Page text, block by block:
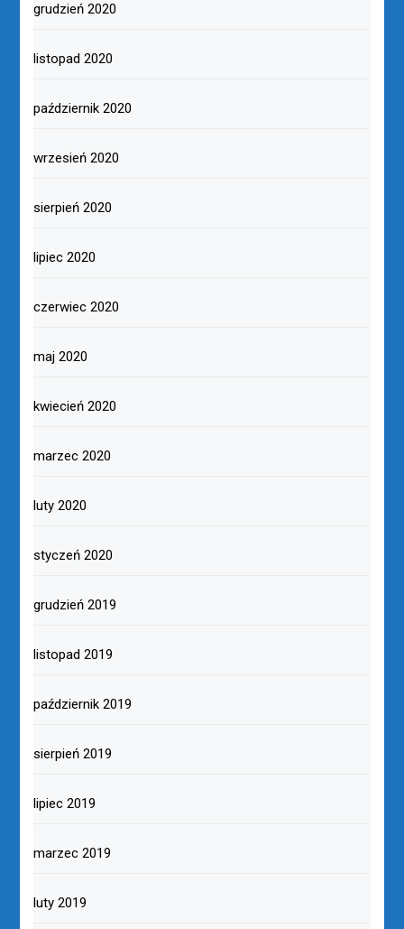
grudzień 2020
listopad 2020
październik 2020
wrzesień 2020
sierpień 2020
lipiec 2020
czerwiec 2020
maj 2020
kwiecień 2020
marzec 2020
luty 2020
styczeń 2020
grudzień 2019
listopad 2019
październik 2019
sierpień 2019
lipiec 2019
marzec 2019
luty 2019